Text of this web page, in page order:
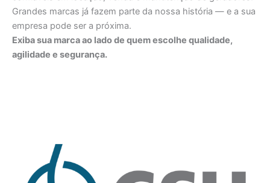
Grandes marcas já fazem parte da nossa história — e a sua
empresa pode ser a próxima.
Exiba sua marca ao lado de quem escolhe qualidade,
agilidade e segurança.